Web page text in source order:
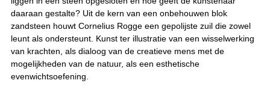
daaraan gestalte? Uit de kern van een onbehouwen blok
zandsteen houwt Cornelius Rogge een gepolijste zuil die zowel
leunt als ondersteunt. Kunst ter illustratie van een wisselwerking
van krachten, als dialoog van de creatieve mens met de
mogelijkheden van de natuur, als een esthetische
evenwichtsoefening.